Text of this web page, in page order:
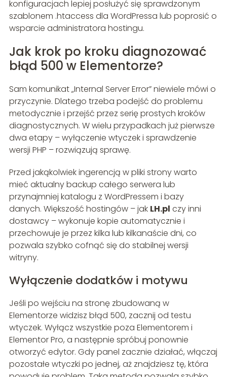
konfiguracjach lepiej posłużyć się sprawdzonym
szablonem .htaccess dla WordPressa lub poprosić o
wsparcie administratora hostingu.
Jak krok po kroku diagnozować
błąd 500 w Elementorze?
Sam komunikat „Internal Server Error” niewiele mówi o
przyczynie. Dlatego trzeba podejść do problemu
metodycznie i przejść przez serię prostych kroków
diagnostycznych. W wielu przypadkach już pierwsze
dwa etapy – wyłączenie wtyczek i sprawdzenie
wersji PHP – rozwiązują sprawę.
Przed jakąkolwiek ingerencją w pliki strony warto
mieć aktualny backup całego serwera lub
przynajmniej katalogu z WordPressem i bazy
danych. Większość hostingów – jak LH.pl czy inni
dostawcy – wykonuje kopie automatycznie i
przechowuje je przez kilka lub kilkanaście dni, co
pozwala szybko cofnąć się do stabilnej wersji
witryny.
Wyłączenie dodatków i motywu
Jeśli po wejściu na stronę zbudowaną w
Elementorze widzisz błąd 500, zacznij od testu
wtyczek. Wyłącz wszystkie poza Elementorem i
Elementor Pro, a następnie spróbuj ponownie
otworzyć edytor. Gdy panel zacznie działać, włączaj
pozostałe wtyczki po jednej, aż znajdziesz tę, która